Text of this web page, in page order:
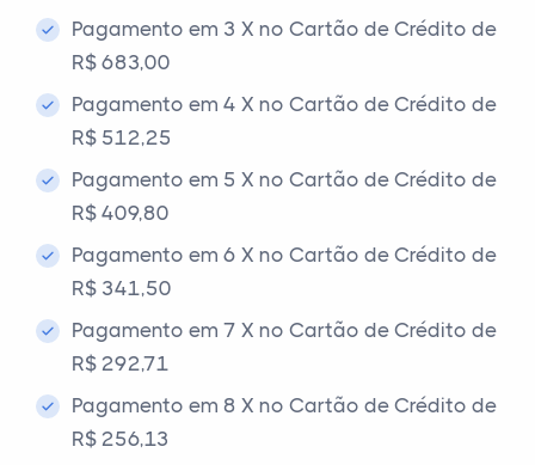
Pagamento em 3 X no Cartão de Crédito de
R$ 683,00
Pagamento em 4 X no Cartão de Crédito de
R$ 512,25
Pagamento em 5 X no Cartão de Crédito de
R$ 409,80
Pagamento em 6 X no Cartão de Crédito de
R$ 341,50
Pagamento em 7 X no Cartão de Crédito de
R$ 292,71
Pagamento em 8 X no Cartão de Crédito de
R$ 256,13